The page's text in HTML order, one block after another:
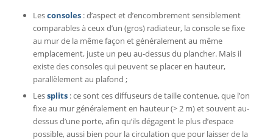
Lesconsoles : d’aspect et d’encombrement sensiblement
comparables à ceux d’un (gros) radiateur, la console se fixe
au mur de la même façon et généralement au même
emplacement, juste un peu au-dessus du plancher. Mais il
existe des consoles qui peuvent se placer en hauteur,
parallèlement au plafond ;
Lessplits : ce sont ces diffuseurs de taille contenue, que l’on
fixe au mur généralement en hauteur (> 2 m) et souvent au-
dessus d’une porte, afin qu’ils dégagent le plus d’espace
possible, aussi bien pour la circulation que pour laisser de la